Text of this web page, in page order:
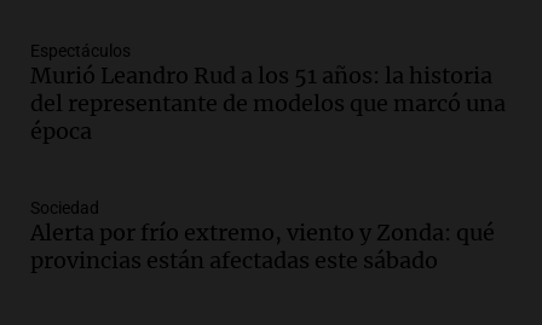
Episodios
Audio.Casabindo se prepara para una
celebración única: 30.000 turistas y el
Episodios
Audio. Borges, abogada de Pourrain:
"Tres hombres se lo llevaron para
Espectáculos
Murió Leandro Rud a los 51 años: la historia
del representante de modelos que marcó una
época
Sociedad
Alerta por frío extremo, viento y Zonda: qué
provincias están afectadas este sábado